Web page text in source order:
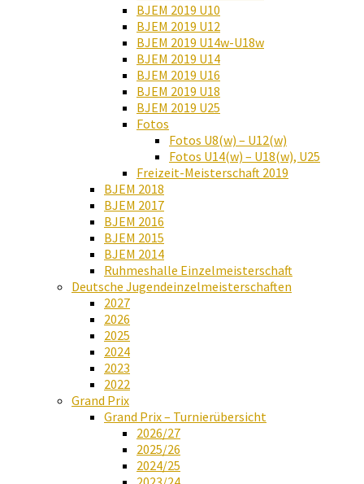
BJEM 2019 U10
BJEM 2019 U12
BJEM 2019 U14w-U18w
BJEM 2019 U14
BJEM 2019 U16
BJEM 2019 U18
BJEM 2019 U25
Fotos
Fotos U8(w) – U12(w)
Fotos U14(w) – U18(w), U25
Freizeit-Meisterschaft 2019
BJEM 2018
BJEM 2017
BJEM 2016
BJEM 2015
BJEM 2014
Ruhmeshalle Einzelmeisterschaft
Deutsche Jugendeinzelmeisterschaften
2027
2026
2025
2024
2023
2022
Grand Prix
Grand Prix – Turnierübersicht
2026/27
2025/26
2024/25